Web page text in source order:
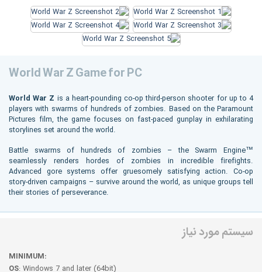
World War Z Game for PC
World War Z is a heart-pounding co-op third-person shooter for up to 4
players with swarms of hundreds of zombies. Based on the Paramount
Pictures film, the game focuses on fast-paced gunplay in exhilarating
storylines set around the world.
Battle swarms of hundreds of zombies – the Swarm Engine™
seamlessly renders hordes of zombies in incredible firefights.
Advanced gore systems offer gruesomely satisfying action. Co-op
story-driven campaigns – survive around the world, as unique groups tell
their stories of perseverance.
سیستم مورد نیاز
MINIMUM:
OS: Windows 7 and later (64bit)